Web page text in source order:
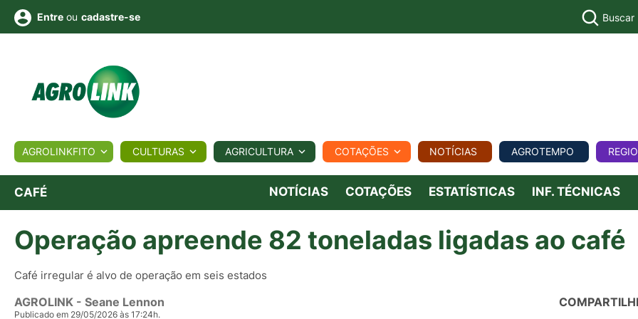
BIOLÓGICOS COTAÇÕES NOTÍCIAS AGROTEMPO REGIONAL COMERCIAL AGROVIAGENS
Conversor Colunistas Eventos
Fotos
e
Vídeos
Entre ou cadastre-se Buscar
AGROLINKFITO CULTURAS AGRICULTURA COTAÇÕES NOTÍCIAS AGROTEMPO
CAFÉ NOTÍCIAS COTAÇÕES ESTATÍSTICAS INF. TÉCNICAS
Operação apreende 82 toneladas ligadas ao café
Café irregular é alvo de operação em seis estados
AGROLINK - Seane Lennon
Publicado em 29/05/2026 às 17:24h.